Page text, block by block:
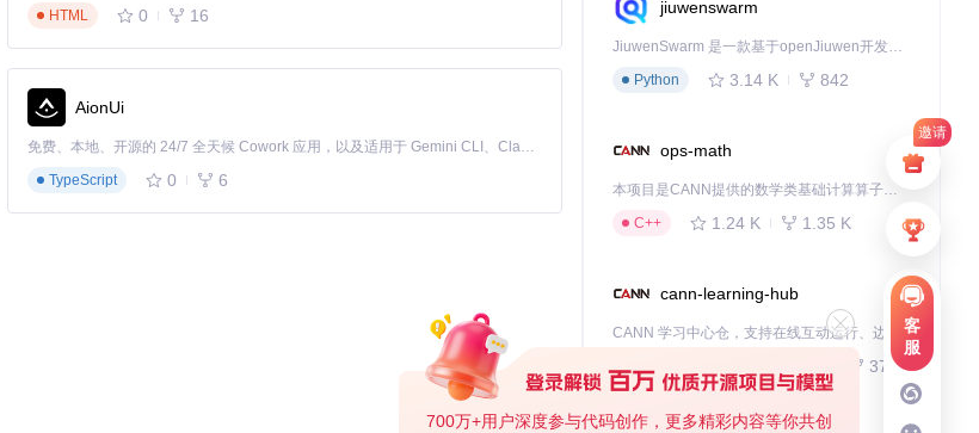
邀请
客
服
700万+用户深度参与代码创作，更多精彩内容等你共创
HTML
0 16
AionUi
免费、本地、开源的 24/7 全天候 Cowork 应用，以及适用于 Gemini CLI、Claude Code、Codex、OpenCode、Qwen Code、Goose CLI、Auggie 等的 OpenClaw | 🌟 喜欢就点star吧
TypeScript
0 6
jiuwenswarm
JiuwenSwarm 是一款基于openJiuwen开发的智能AI Agent，它能够将大语言模型的强大能力，通过你日常使用的各类通讯应用，直接延伸至你的指尖。
Python
3.14 K 842
ops-math
本项目是CANN提供的数学类基础计算算子库，实现网络在NPU上加速计算。
C++
1.24 K 1.35 K
cann-learning-hub
Jupyter Notebook
377